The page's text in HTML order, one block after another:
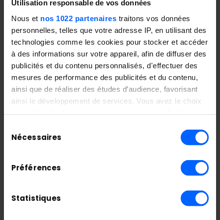
Utilisation responsable de vos données
Nous et nos 1022 partenaires traitons vos données
personnelles, telles que votre adresse IP, en utilisant des
technologies comme les cookies pour stocker et accéder
à des informations sur votre appareil, afin de diffuser des
publicités et du contenu personnalisés, d'effectuer des
mesures de performance des publicités et du contenu,
ainsi que de réaliser des études d’audience, favorisant
ainsi le développement de services. Vous avez le choix
tout moment en consultant la Déclaration relative aux
cookies ou en cliquant sur l'icône de confidentialité.
Si vous le permettez, nous aimerions également :
géographique qui peuvent être précises à plusieurs
Nécessaires
Préférences
Statistiques
opérer. Entretien avec Akram Toumani.
Les Talents en Recherche d’Alternance –
Édition #1, 2026
Télécharger la brochure
Archives
Communiqués de presse